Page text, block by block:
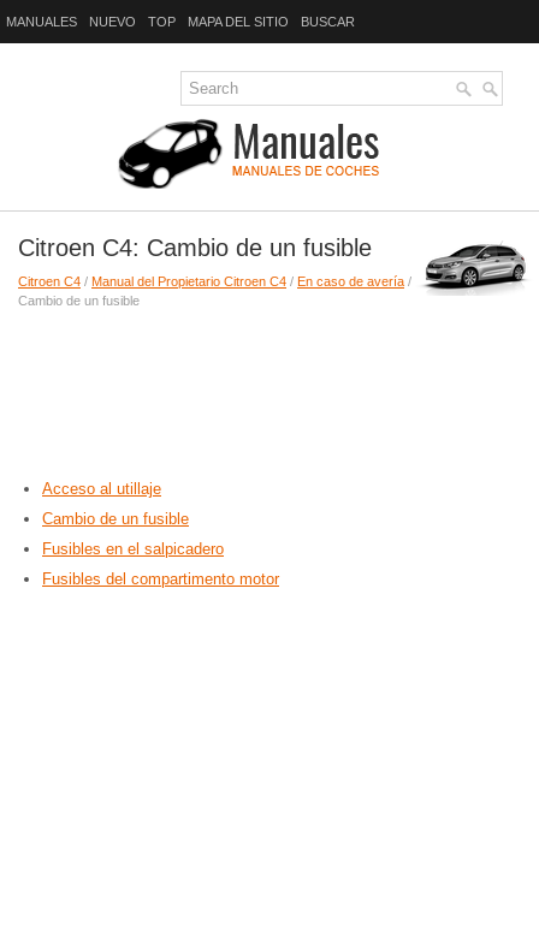
MANUALES NUEVO TOP MAPA DEL SITIO BUSCAR
Citroen C4: Cambio de un fusible
Citroen C4 / Manual del Propietario Citroen C4 / En caso de avería /
Cambio de un fusible
Acceso al utillaje
Cambio de un fusible
Fusibles en el salpicadero
Fusibles del compartimento motor